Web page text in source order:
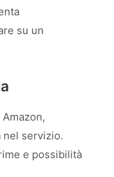
su un
nel servizio.
e possibilità